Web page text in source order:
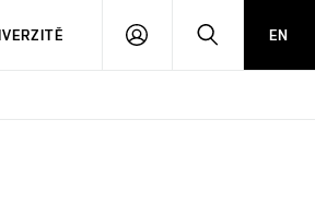
PŘIHLÁSIT HLEDATEN